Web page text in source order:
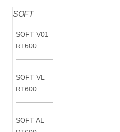
SOFT
SOFT V01
RT600
SOFT VL
RT600
SOFT AL